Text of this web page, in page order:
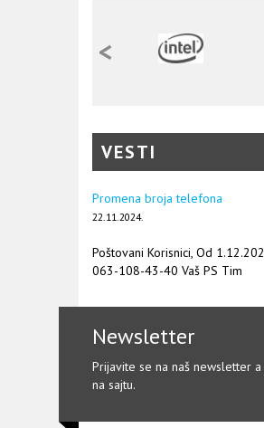
<
VESTI
Promena broja telefona
22.11.2024.
Poštovani Korisnici, Od
063-108-43-40 Vaš PS Tim
Newsletter
Prijavite se na naš newsletter
na sajtu.